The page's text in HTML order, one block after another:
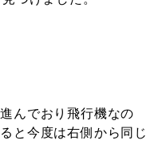
んでおり飛行機なの
と今度は右側から同じ